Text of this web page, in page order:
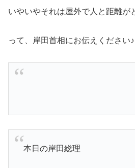
いやいやそれは屋外で人と距離が
って、岸田首相にお伝えください♪
本日の岸田総理